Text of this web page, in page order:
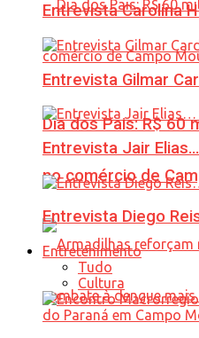
Dia dos Pais: R$ 60
no comércio de
Entrevista Carolina
Entrevista Gilmar
Entrevista Jair
Entrevista Diego
Entretenimento
Tudo
Cultura